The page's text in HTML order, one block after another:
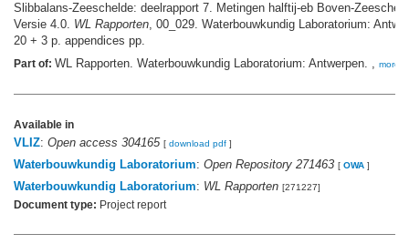
Slibbalans-Zeeschelde: deelrapport 7. Metingen halftij-eb Boven-
Versie 4.0. WL Rapporten, 00_029. Waterbouwkundig Laboratorium:
20 + 3 p. appendices pp.
Part of: WL Rapporten. Waterbouwkundig Laboratorium: Antwerpen. , more
Available in
VLIZ: Open access 304165 [ download pdf ]
Waterbouwkundig Laboratorium: Open Repository 271463 [ OWA ]
Waterbouwkundig Laboratorium: WL Rapporten [271227]
Document type: Project report